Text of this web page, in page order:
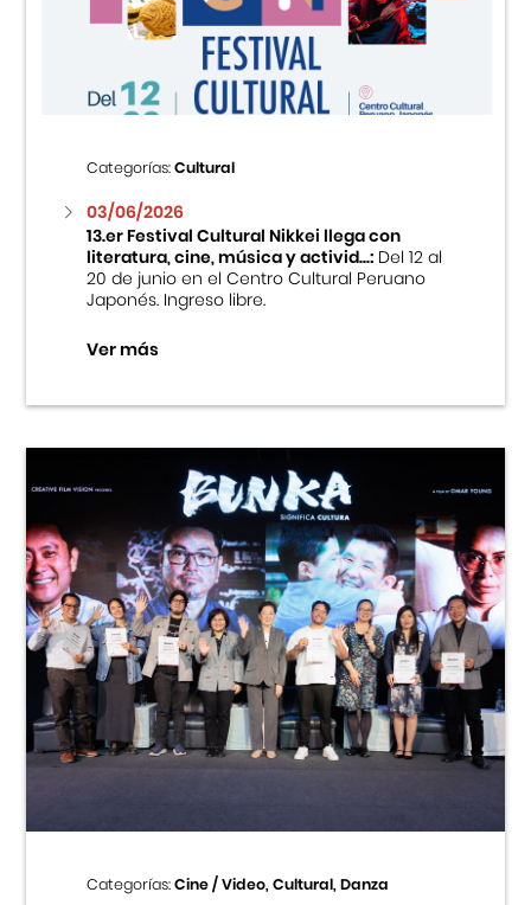
Centro Cultural Peruano Japonés
Cursos
Museo de la Inmigración Japonesa
Fondo Editorial
Teatro Peruano Japonés
Categorías:Cultural
03/06/2026
13.er Festival Cultural Nikkei llega con
literatura, cine, música y activid...:Del 12 al
20 de junio en el Centro Cultural Peruano
Japonés. Ingreso libre.
Ver más
Categorías:Cine / Video, Cultural, Danza